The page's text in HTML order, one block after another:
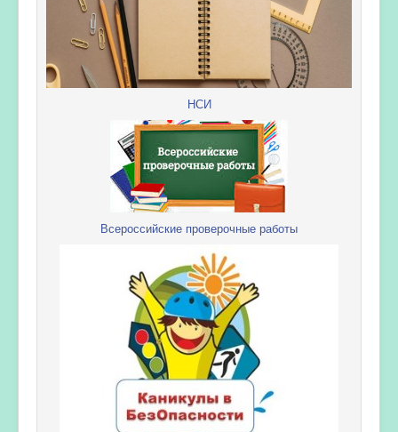
НСИ
Всероссийские проверочные работы